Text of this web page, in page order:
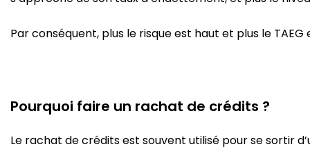
Par conséquent, plus le risque est haut et plus le TAEG
Pourquoi faire un rachat de crédits ?
Le rachat de crédits est souvent utilisé pour se sortir